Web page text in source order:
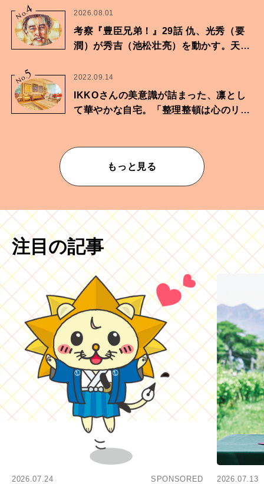
No.
4 2026.08.01
考察『豊臣兄弟！』29話 仇、光秀（要
潤）が秀吉（池松壮亮）を動かす。天下
No.
5 2022.09.14
IKKOさんの美意識が詰まった、凛とし
て華やかな自宅。「整理整頓は心のリズ
もっと見る
注目の記事
2026.07.24 SPONSORED 2026.07.13